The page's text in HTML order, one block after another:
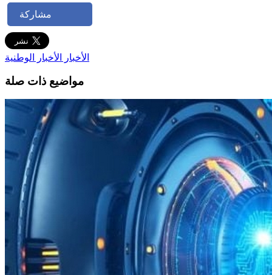
مشاركة
الأخبار الأخبار الوطنية
مواضيع ذات صلة